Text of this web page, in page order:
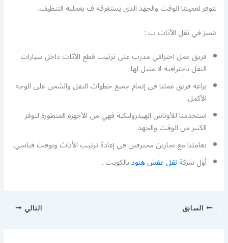
لنوفر لعميلنا الوقت والجهد الذي يستغرقه ف بعملية التنظيف.
نتميز في نقل الأثاث ب :
فريق عمل احترافي مدرب على ترتيب قطع الأثاث داخل سيارات
النقل باحترافية لا مثيل لها.
براعة فريق عملنا في إتمام جميع خطوات التقل والشحن على الوجه
الأكمل.
استخدمنا للأوناش الهيدروليكية فهي من الأجهزة المتطورة لنوفر
الكثير من الوقت والجهد.
تعاملنا مع نجارين محترفين في إعادة ترتيب الأثاث وبوقت قياسي.
أول شركةنقل عفش هنودبالكويت .
السابق التالي